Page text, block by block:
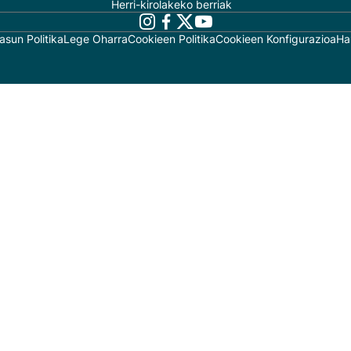
Herri-kirolakeko berriak
PolitikaLege OharraCookieen PolitikaCookieen Konfigurazioa